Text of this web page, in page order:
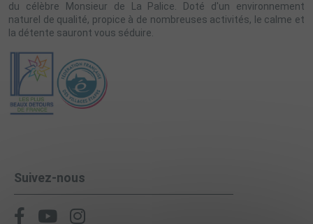
du célèbre Monsieur de La Palice. Doté d'un environnement
naturel de qualité, propice à de nombreuses activités, le calme et
la détente sauront vous séduire.
Suivez-nous